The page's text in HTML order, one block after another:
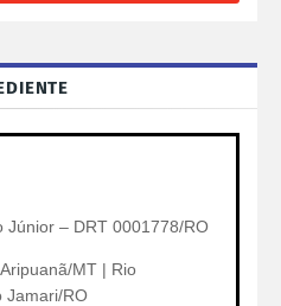
Júnior – DRT 0001778/RO
MT | Rio
Jamari/RO